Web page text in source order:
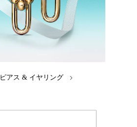
ピアス & イヤリング